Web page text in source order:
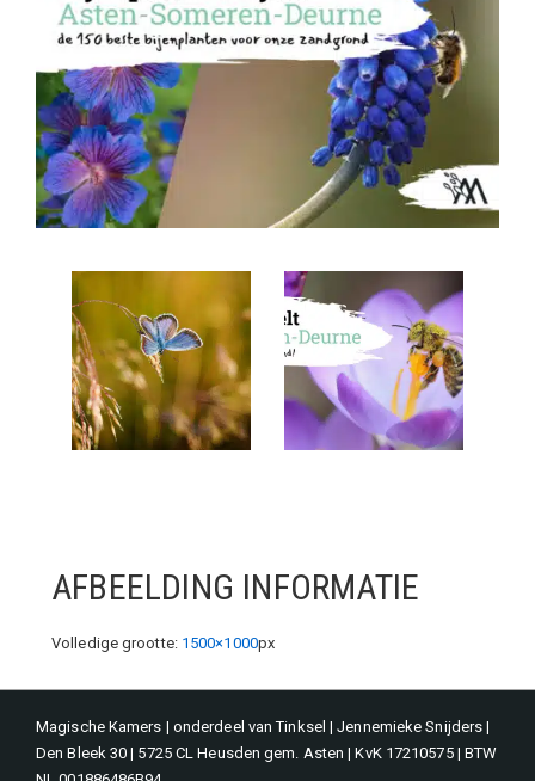
AFBEELDING INFORMATIE
Volledige grootte: 1500×1000px
Magische Kamers | onderdeel van Tinksel | Jennemieke Snijders |
Den Bleek 30 | 5725 CL Heusden gem. Asten | KvK 17210575 | BTW